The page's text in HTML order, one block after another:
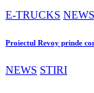
E-TRUCKS NEWS
Proiectul Revoy prinde
NEWS STIRI